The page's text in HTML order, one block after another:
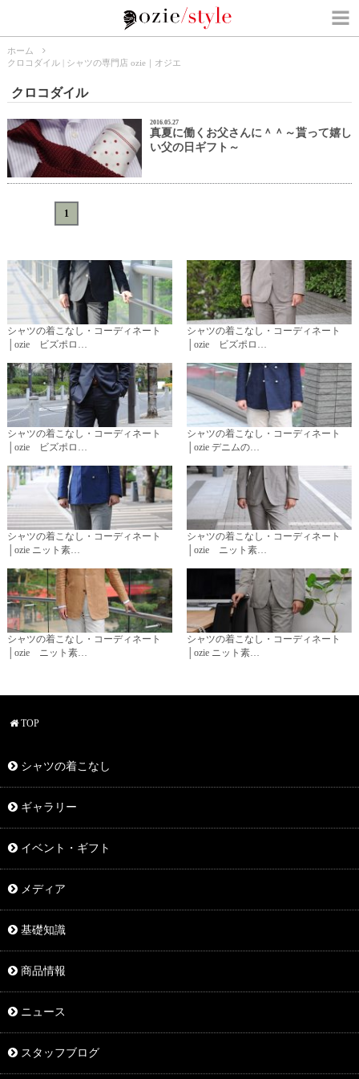
ホーム
クロコダイル | シャツの専門店 ozie｜オジエ
クロコダイル
2016.05.27
真夏に働くお父さんに＾＾～貰って嬉し
い父の日ギフト～
1
シャツの着こなし・コーディネート
│ozie ビズポロ…
シャツの着こなし・コーディネート
│ozie ビズポロ…
シャツの着こなし・コーディネート
│ozie ビズポロ…
シャツの着こなし・コーディネート
│ozie デニムの…
シャツの着こなし・コーディネート
│ozie ニット素…
シャツの着こなし・コーディネート
│ozie ニット素…
シャツの着こなし・コーディネート
│ozie ニット素…
シャツの着こなし・コーディネート
│ozie ニット素…
TOP
シャツの着こなし
ギャラリー
イベント・ギフト
メディア
基礎知識
商品情報
ニュース
スタッフブログ